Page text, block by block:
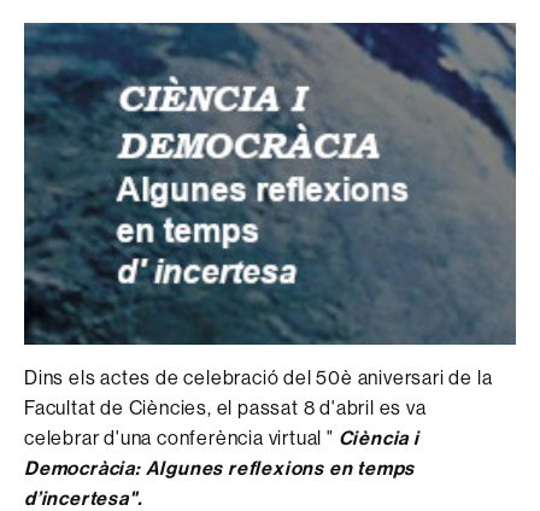
Dins els actes de celebració del 50è aniversari de la
Facultat de Ciències, el passat 8 d'abril es va
celebrar d'una conferència virtual " Ciència i
Democràcia: Algunes reflexions en temps
d’incertesa".